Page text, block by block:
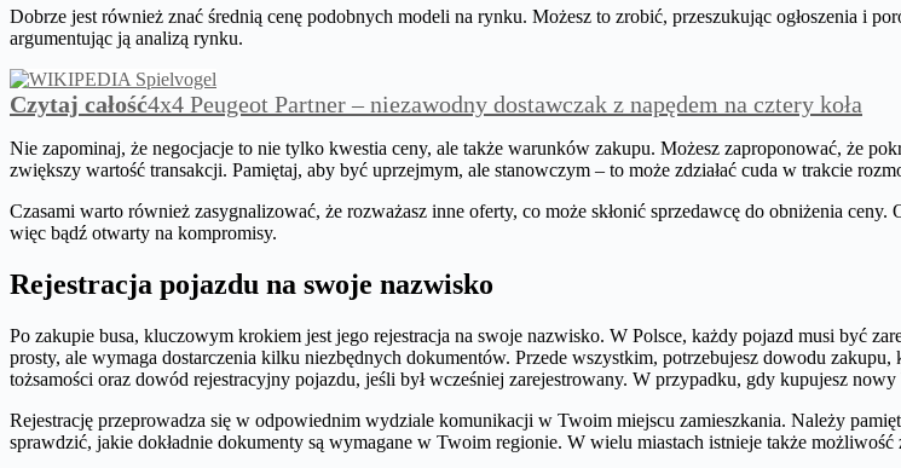
Dobrze jest również znać średnią cenę podobnych modeli na rynku. Możesz to zrobić, przeszukując ogłoszenia i
argumentując ją analizą rynku.
Czytaj całość4x4 Peugeot Partner – niezawodny dostawczak z napędem na cztery koła
Nie zapominaj, że negocjacje to nie tylko kwestia ceny, ale także warunków zakupu. Możesz zaproponować, że
zwiększy wartość transakcji. Pamiętaj, aby być uprzejmym, ale stanowczym – to może zdziałać cuda w trakcie
Czasami warto również zasygnalizować, że rozważasz inne oferty, co może skłonić sprzedawcę do obniżenia
więc bądź otwarty na kompromisy.
Rejestracja pojazdu na swoje nazwisko
Po zakupie busa, kluczowym krokiem jest jego rejestracja na swoje nazwisko. W Polsce, każdy pojazd musi być
prosty, ale wymaga dostarczenia kilku niezbędnych dokumentów. Przede wszystkim, potrzebujesz dowodu
tożsamości oraz dowód rejestracyjny pojazdu, jeśli był wcześniej zarejestrowany. W przypadku, gdy kupujesz
Rejestrację przeprowadza się w odpowiednim wydziale komunikacji w Twoim miejscu zamieszkania. Należy
sprawdzić, jakie dokładnie dokumenty są wymagane w Twoim regionie. W wielu miastach istnieje także możliwość